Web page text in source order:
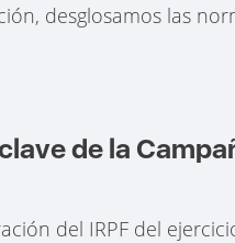
desglosamos las
de la
del IRPF del